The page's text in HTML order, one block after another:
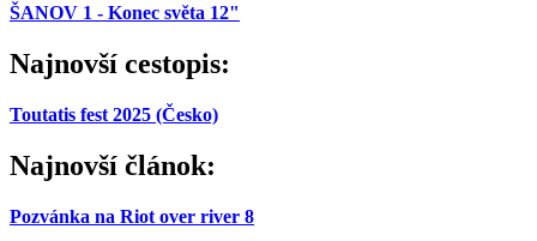
ŠANOV 1 - Konec světa 12"
Najnovší cestopis:
Toutatis fest 2025 (Česko)
Najnovší článok:
Pozvánka na Riot over river 8